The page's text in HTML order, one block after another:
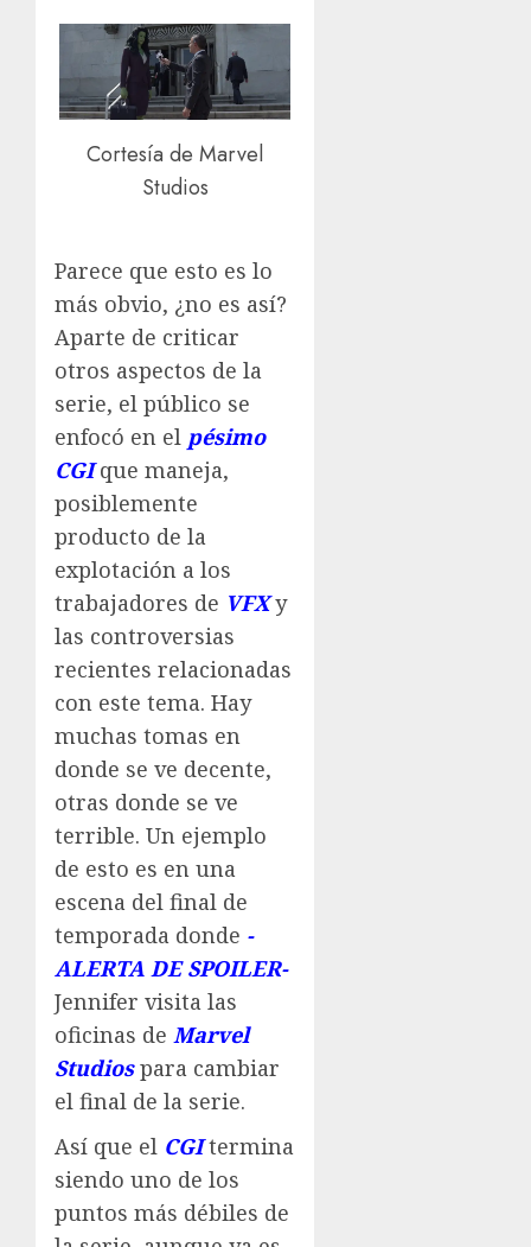
Cortesía de Marvel
Studios
Parece que esto es lo
más obvio, ¿no es así?
Aparte de criticar
otros aspectos de la
serie, el público se
enfocó en el pésimo
CGIque maneja,
posiblemente
producto de la
explotación a los
trabajadores de VFXy
las controversias
recientes relacionadas
con este tema. Hay
muchas tomas en
donde se ve decente,
otras donde se ve
terrible. Un ejemplo
de esto es en una
escena del final de
temporada donde -
ALERTA DE SPOILER-
Jennifer visita las
oficinas de Marvel
Studiospara cambiar
el final de la serie.
Así que el CGItermina
siendo uno de los
puntos más débiles de